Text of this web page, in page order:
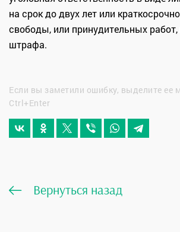
на срок до двух лет или
свободы, или принудительных
штрафа.
Если вы заметили ошибку, выделите
Ctrl+Enter
Вернуться назад